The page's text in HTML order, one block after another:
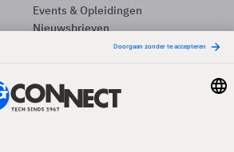
Events & Opleidingen
Nieuwsbrieven